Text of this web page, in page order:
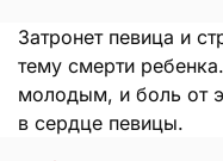
Затронет певица и
тему смерти
молодым, и боль от
в сердце певицы.